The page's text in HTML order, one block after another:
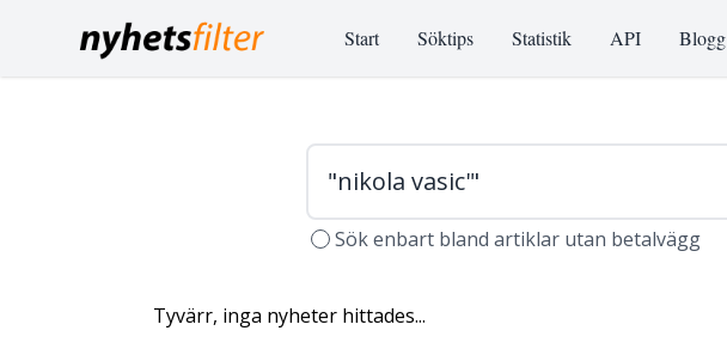
Start Söktips Statistik API Blogg
Sök enbart bland artiklar utan betalvägg
Tyvärr, inga nyheter hittades...